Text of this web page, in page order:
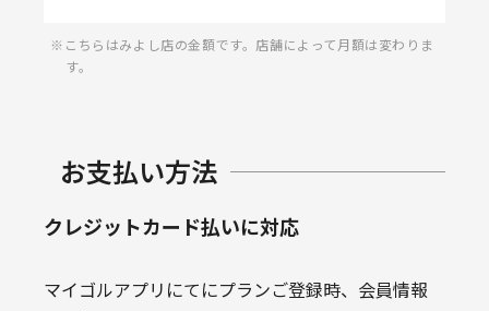
こちらはみよし店の金額です。店舗によって月額は変わりま
す。
お支払い方法
クレジットカード払いに対応
マイゴルアプリにてにプランご登録時、会員情報